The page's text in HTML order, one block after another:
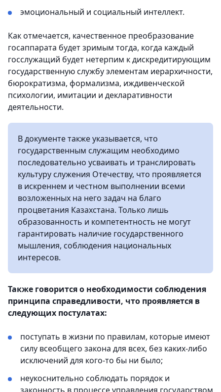
эмоциональный и социальный интеллект.
Как отмечается, качественное преобразование
госаппарата будет зримым тогда, когда каждый
госслужащий будет нетерпим к дискредитирующим
государственную службу элементам иерархичности,
бюрократизма, формализма, иждивенческой
психологии, имитации и декларативности
деятельности.
В документе также указывается, что
государственным служащим необходимо
последовательно усваивать и транслировать
культуру служения Отечеству, что проявляется
в искреннем и честном выполнении всеми
возложенных на него задач на благо
процветания Казахстана. Только лишь
образованность и компетентность не могут
гарантировать наличие государственного
мышления, соблюдения национальных
интересов.
Также говорится о необходимости соблюдения
принципа справедливости, что проявляется в
следующих постулатах:
поступать в жизни по правилам, которые имеют
силу всеобщего закона для всех, без каких-либо
исключений для кого-то бы ни было;
неукоснительно соблюдать порядок и